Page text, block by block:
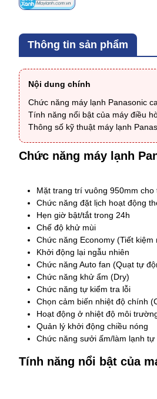
Thông tin sản phẩm
Nội dung chính
Chức năng máy lạnh Panasonic
Tính năng nổi bật của máy điều
Thông số kỹ thuật máy lạnh
Chức năng máy lạnh
Mặt trang trí vuông 950mm
Chức năng đặt lịch hoạt động
Hẹn giờ bật/tắt trong 24h
Chế độ khử mùi
Chức năng Economy (Tiết kiệm
Khởi động lại ngẫu nhiên
Chức năng Auto fan (Quạt tự
Chức năng khử ẩm (Dry)
Chức năng tự kiểm tra lỗi
Chọn cảm biến nhiệt độ chính
Hoạt động ở nhiệt độ môi
Quản lý khởi động chiều nóng
Chức năng sưởi ấm/làm lạnh tự
Tính năng nổi bật của